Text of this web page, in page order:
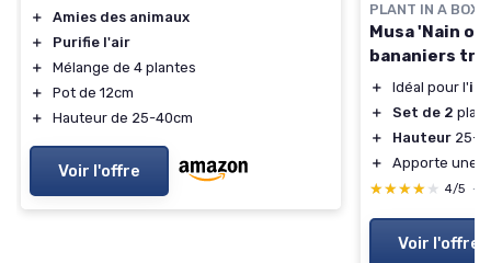
＋
Amies des animaux
＋
Purifie l'air
＋
Mélange de 4 plantes
＋
Pot de 12cm
＋
Hauteur de 25-40cm
Voir l'offre
PLANT IN A BOX
Musa 'Nain
bananiers
＋ Idéal pour l'
＋
Set de 2
＋
Hauteur 25-
＋
Apporte une
★★★★★
★★★★★ 4/5 —
Voir l'offre